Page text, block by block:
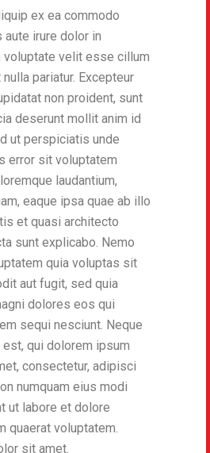
ex ea commodo
aute irure dolor in
voluptate velit esse cillum
pariatur. Excepteur
non proident, sunt
deserunt mollit anim id
ut perspiciatis unde
error sit voluptatem
laudantium,
eaque ipsa quae ab illo
et quasi architecto
sunt explicabo. Nemo
quia voluptas sit
aut fugit, sed quia
dolores eos qui
sequi nesciunt. Neque
qui dolorem ipsum
consectetur, adipisci
numquam eius modi
ut labore et dolore
quaerat voluptatem.
sit amet.